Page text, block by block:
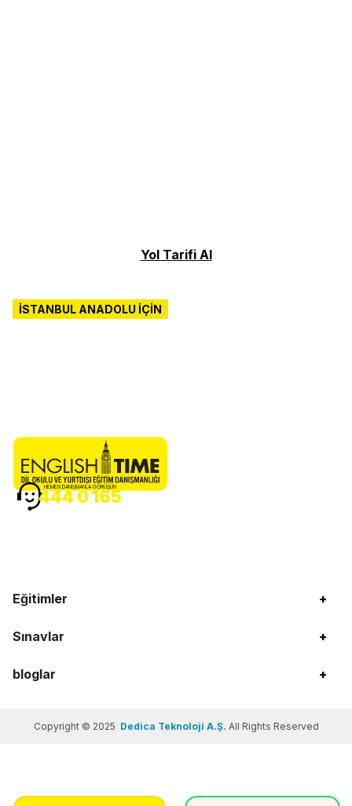
Yol Tarifi Al
İSTANBUL ANADOLU İÇİN
Eğitimler +
Sınavlar +
bloglar +
HEMEN DANIŞMANLA GÖRÜŞÜN
444 0 165
Copyright © 2025 Dedica Teknoloji A.Ş. All Rights Reserved